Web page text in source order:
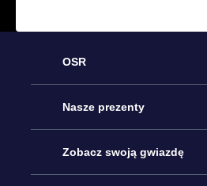
OSR
Obsługa
Kontakt
Nasze prezenty
Podarunek Gwiazda Online
Zobacz swoją gwiazdę